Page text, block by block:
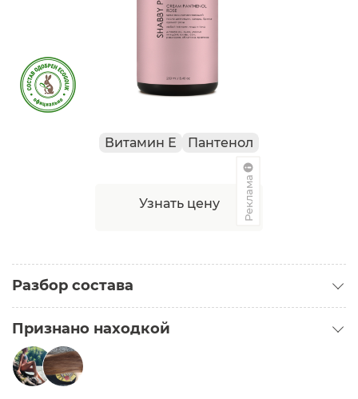
Витамин Е Пантенол
Узнать цену Реклама
Разбор состава
Признано находкой